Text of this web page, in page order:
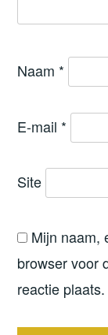
Naam *
E-mail *
Site
Mijn naam,
browser voor
reactie plaats.